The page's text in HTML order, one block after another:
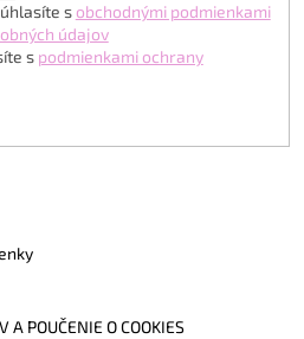
s obchodnými podmienkami
údajov
s podmienkami ochrany
A POUČENIE O COOKIES